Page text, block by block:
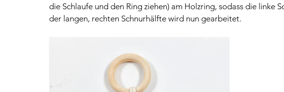
die Schlaufe und den Ring ziehen) am Holzring, sodass die linke
der langen, rechten Schnurhälfte wird nun gearbeitet.